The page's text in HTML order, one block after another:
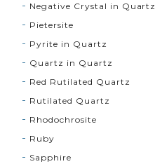
Negative Crystal in Quartz
Pietersite
Pyrite in Quartz
Quartz in Quartz
Red Rutilated Quartz
Rutilated Quartz
Rhodochrosite
Ruby
Sapphire